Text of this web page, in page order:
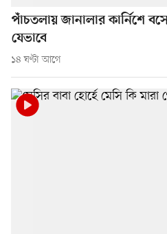
পাঁচতলায় জানালার কার্নিশে
যেভাবে
১৪ ঘণ্টা আগে